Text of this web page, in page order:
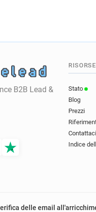
B2B Lead &
RISORSE
Stato
Blog
Prezzi
Contattaci
Indice
delle email